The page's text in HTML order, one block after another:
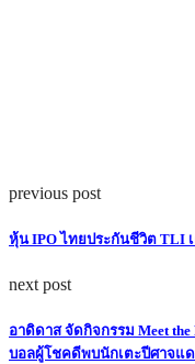
previous post
หุ้น IPO ไทยประกันชีวิต TLI
next post
อาดิดาส จัดกิจกรรม Meet
บอลผู้โชคดีพบนักเตะปีศาจแ